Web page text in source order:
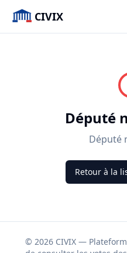
CIVIX
Député
Député
Retour à la
© 2026 CIVIX —